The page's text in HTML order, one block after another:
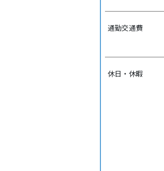
通勤交通費
休日・休暇